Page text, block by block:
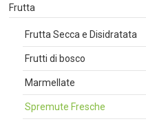
Frutta
Frutta Secca e Disidratata
Frutti di bosco
Marmellate
Spremute Fresche